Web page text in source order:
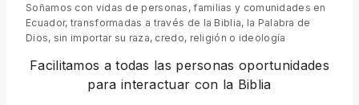
Soñamos con vidas de personas, familias y comunidades en
Ecuador, transformadas a través de la Biblia, la Palabra de
Dios, sin importar su raza, credo, religión o ideología
Facilitamos a todas las personas oportunidades
para interactuar con la Biblia